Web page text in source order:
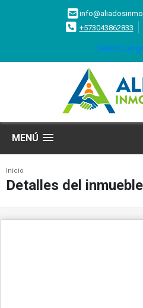
+573043862833
Select
MENÚ
Inicio
Detalles del inmueble